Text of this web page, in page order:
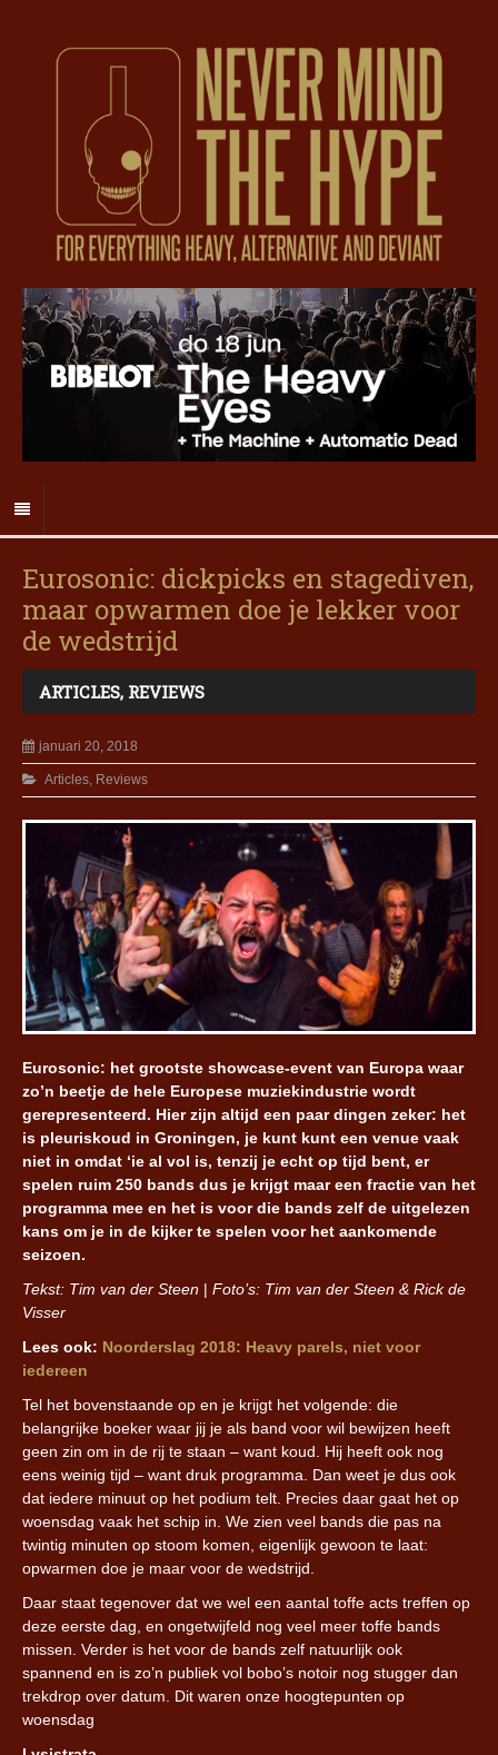
Eurosonic: dickpicks en stagediven,
maar opwarmen doe je lekker voor
de wedstrijd
ARTICLES, REVIEWS
januari 20, 2018
Articles, Reviews
Eurosonic: het grootste showcase-event van Europa waar
zo’n beetje de hele Europese muziekindustrie wordt
gerepresenteerd. Hier zijn altijd een paar dingen zeker: het
is pleuriskoud in Groningen, je kunt kunt een venue vaak
niet in omdat ‘ie al vol is, tenzij je echt op tijd bent, er
spelen ruim 250 bands dus je krijgt maar een fractie van het
programma mee en het is voor die bands zelf de uitgelezen
kans om je in de kijker te spelen voor het aankomende
seizoen.
Tekst: Tim van der Steen | Foto’s: Tim van der Steen & Rick de
Visser
Lees ook: Noorderslag 2018: Heavy parels, niet voor
iedereen
Tel het bovenstaande op en je krijgt het volgende: die
belangrijke boeker waar jij je als band voor wil bewijzen heeft
geen zin om in de rij te staan – want koud. Hij heeft ook nog
eens weinig tijd – want druk programma. Dan weet je dus ook
dat iedere minuut op het podium telt. Precies daar gaat het op
woensdag vaak het schip in. We zien veel bands die pas na
twintig minuten op stoom komen, eigenlijk gewoon te laat:
opwarmen doe je maar voor de wedstrijd.
Daar staat tegenover dat we wel een aantal toffe acts treffen op
deze eerste dag, en ongetwijfeld nog veel meer toffe bands
missen. Verder is het voor de bands zelf natuurlijk ook
spannend en is zo’n publiek vol bobo’s notoir nog stugger dan
trekdrop over datum. Dit waren onze hoogtepunten op
woensdag